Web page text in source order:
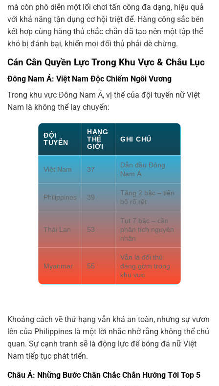
mà còn phô diễn một lối chơi tấn công đa dạng, hiệu quả
với khả năng tận dụng cơ hội triệt để. Hàng công sắc bén
kết hợp cùng hàng thủ chắc chắn đã tạo nên một tập thể
khó bị đánh bại, khiến mọi đối thủ phải dè chừng.
Cán Cân Quyền Lực Trong Khu Vực & Châu Lục
Đông Nam Á: Việt Nam Độc Chiếm Ngôi Vương
Trong khu vực Đông Nam Á, vị thế của đội tuyển nữ Việt
Nam là không thể lay chuyển:
ĐỘI
TUYỂN
HẠNG
THẾ
GIỚI
GHI CHÚ
Việt Nam 37
Dẫn đầu Đông
Nam Á
Philippines 39
Tăng 2 bậc – tiến
bộ rõ rệt
Thái Lan 53
Tụt 7 bậc – cần
phân tích nguyên
nhân
Myanmar 55
Vẫn là đối thủ
đáng gờm trong
khu vực
Khoảng cách về thứ hạng vẫn khá an toàn, nhưng sự vươn
lên của Philippines là một lời nhắc nhở rằng không thể chủ
quan. Sự cạnh tranh sẽ là động lực để bóng đá nữ Việt
Nam tiếp tục phát triển.
Châu Á: Những Bước Chân Chắc Chắn Hướng Tới Top 5